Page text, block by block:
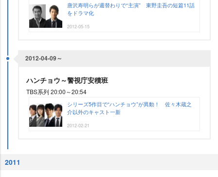
唐沢寿明らが週替わりで“主演” 東野圭吾の短篇11話
をドラマ化
2012-05-15
2012-04-09～
ハンチョウ～警視庁安積班
TBS系列 20:00～20:54
シリーズ5作目で“ハンチョウ”が異動！ 佐々木蔵之
介以外のキャスト一新
2012-02-21
2011